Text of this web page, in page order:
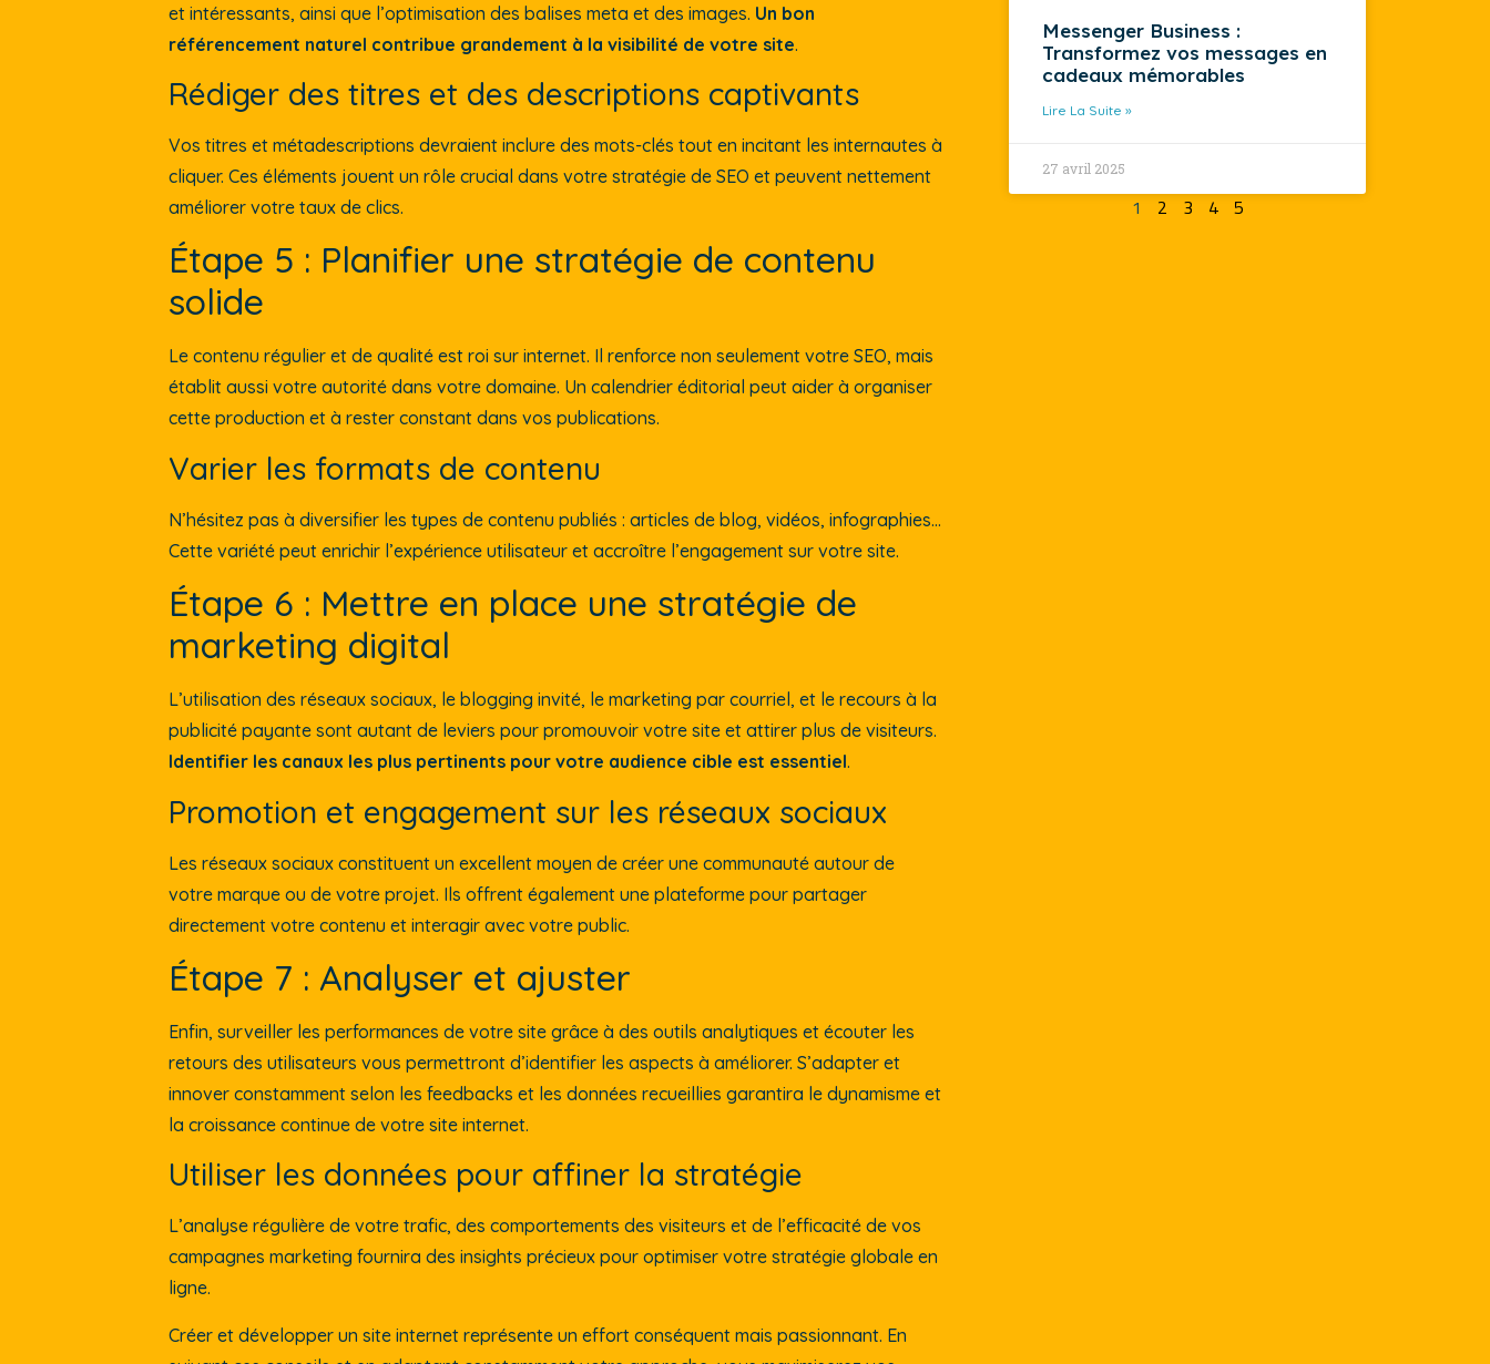
et intéressants, ainsi que l’optimisation des balises meta et des images. Un bon
référencement naturel contribue grandement à la visibilité de votre site.
Rédiger des titres et des descriptions captivants
Vos titres et métadescriptions devraient inclure des mots-clés tout en incitant les internautes à
cliquer. Ces éléments jouent un rôle crucial dans votre stratégie de SEO et peuvent nettement
améliorer votre taux de clics.
Étape 5 : Planifier une stratégie de contenu
solide
Le contenu régulier et de qualité est roi sur internet. Il renforce non seulement votre SEO, mais
établit aussi votre autorité dans votre domaine. Un calendrier éditorial peut aider à organiser
cette production et à rester constant dans vos publications.
Varier les formats de contenu
N’hésitez pas à diversifier les types de contenu publiés : articles de blog, vidéos, infographies…
Cette variété peut enrichir l’expérience utilisateur et accroître l’engagement sur votre site.
Étape 6 : Mettre en place une stratégie de
marketing digital
L’utilisation des réseaux sociaux, le blogging invité, le marketing par courriel, et le recours à la
publicité payante sont autant de leviers pour promouvoir votre site et attirer plus de visiteurs.
Identifier les canaux les plus pertinents pour votre audience cible est essentiel.
Promotion et engagement sur les réseaux sociaux
Les réseaux sociaux constituent un excellent moyen de créer une communauté autour de
votre marque ou de votre projet. Ils offrent également une plateforme pour partager
directement votre contenu et interagir avec votre public.
Étape 7 : Analyser et ajuster
Enfin, surveiller les performances de votre site grâce à des outils analytiques et écouter les
retours des utilisateurs vous permettront d’identifier les aspects à améliorer. S’adapter et
innover constamment selon les feedbacks et les données recueillies garantira le dynamisme et
la croissance continue de votre site internet.
Utiliser les données pour affiner la stratégie
L’analyse régulière de votre trafic, des comportements des visiteurs et de l’efficacité de vos
campagnes marketing fournira des insights précieux pour optimiser votre stratégie globale en
ligne.
Créer et développer un site internet représente un effort conséquent mais passionnant. En
Messenger Business :
Transformez vos messages en
cadeaux mémorables
Lire La Suite »
27 avril 2025
1 2 3 4 5